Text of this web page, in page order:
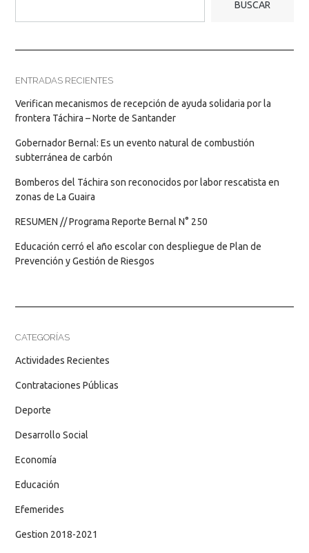
BUSCAR
ENTRADAS RECIENTES
Verifican mecanismos de recepción de ayuda solidaria por la
frontera Táchira – Norte de Santander
Gobernador Bernal: Es un evento natural de combustión
subterránea de carbón
Bomberos del Táchira son reconocidos por labor rescatista en
zonas de La Guaira
RESUMEN // Programa Reporte Bernal N° 250
Educación cerró el año escolar con despliegue de Plan de
Prevención y Gestión de Riesgos
CATEGORÍAS
Actividades Recientes
Contrataciones Públicas
Deporte
Desarrollo Social
Economía
Educación
Efemerides
Gestion 2018-2021